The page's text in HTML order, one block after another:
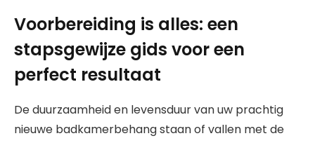
Voorbereiding is alles: een
stapsgewijze gids voor een
perfect resultaat
De duurzaamheid en levensduur van uw prachtig
nieuwe badkamerbehang staan of vallen met de